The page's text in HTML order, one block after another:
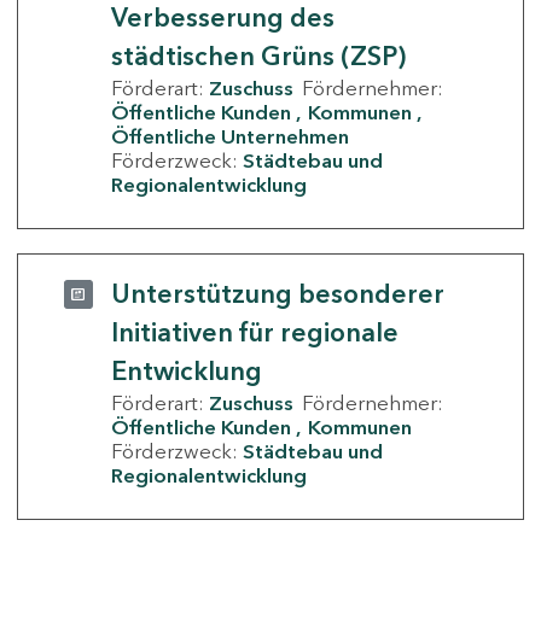
Verbesserung des
städtischen Grüns (ZSP)
Förderart: Zuschuss Fördernehmer:
Öffentliche Kunden
Kommunen
Öffentliche Unternehmen
Förderzweck: Städtebau und
Regionalentwicklung
Unterstützung besonderer
Initiativen für regionale
Entwicklung
Förderart: Zuschuss Fördernehmer:
Öffentliche Kunden
Kommunen
Förderzweck: Städtebau und
Regionalentwicklung